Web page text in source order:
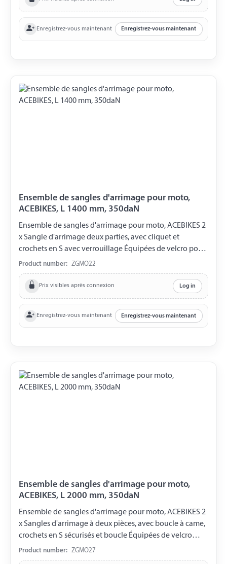
Circonférence de 800 mm L'ensemble est livré dans un
Enregistrez-vous maintenant Enregistrez-vous maintenant
Ensemble de sangles d'arrimage pour moto,
ACEBIKES, L 1400 mm, 350daN
Ensemble de sangles d'arrimage pour moto, ACEBIKES 2
x Sangle d'arrimage deux parties, avec cliquet et
crochets en S avec verrouillage Équipées de velcro pour
la fixation de la sangle Longueur prête à l'emploi de
1400 mm Largeur de la sangle 25 mm LC 350 daN 2 x
Sangle d'arrimage circulaire LC 450 daN Longueur utile
de 400 mm Circonférence de 800 mm L'ensemble est
livré dans un petit sac de transport.
Product number: ZGMO22
Prix visibles après connexion Log in
Enregistrez-vous maintenant Enregistrez-vous maintenant
Ensemble de sangles d'arrimage pour moto,
ACEBIKES, L 2000 mm, 350daN
Ensemble de sangles d'arrimage pour moto, ACEBIKES 2
x Sangles d'arrimage à deux pièces, avec boucle à came,
crochets en S sécurisés et boucle Équipées de velcro
pour la fixation de la sangle Longueur prête à l'emploi
de 2000 mm Largeur de la sangle 30 mm LC 350 daN
Product number: ZGMO27